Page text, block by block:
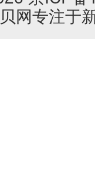
网专注于